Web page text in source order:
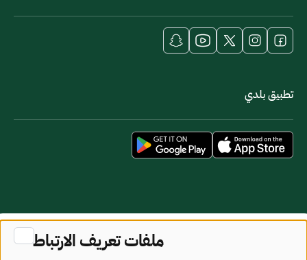
تطبيق بلدي
خريطة الموقعشروط الاستخدام
ملفات تعريف الارتباط